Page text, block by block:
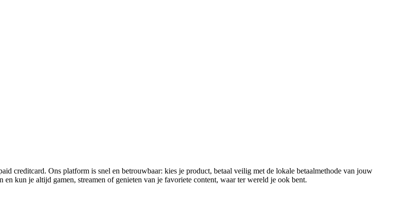
creditcard. Ons platform is snel en betrouwbaar: kies je product, betaal veilig met de lokale betaalmethode van jouw
kun je altijd gamen, streamen of genieten van je favoriete content, waar ter wereld je ook bent.